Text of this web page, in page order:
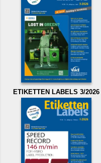
ETIKETTEN LABELS 3/2026